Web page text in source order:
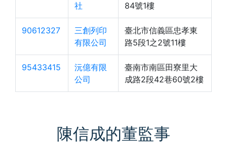
社
84號1樓
90612327
三創列印
有限公司
臺北市信義區忠孝東
路5段1之2號11樓
95433415
沅億有限
公司
臺南市南區田寮里大
成路2段42巷60號2樓
陳信成的董監事